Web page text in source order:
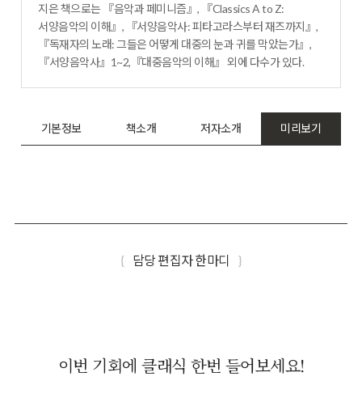
지은 책으로는 『음악과 페미니즘』, 『Classics A to Z:
서양음악의 이해』, 『서양음악사: 피타고라스부터 재즈까지』,
『독재자의 노래: 그들은 어떻게 대중의 눈과 귀를 막았는가』,
『서양음악사』1~2,『대중음악의 이해』 외에 다수가 있다.
기본정보 책소개 저자소개 미리보기
{ 담당 편집자 한마디 }
이번 기회에 클래식 한번 들어보세요!